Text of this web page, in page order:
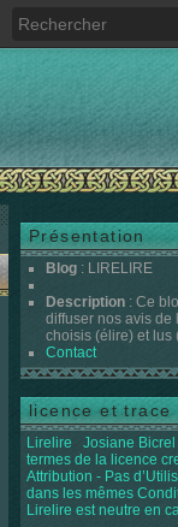
Présentation
Blog : LIRELIRE
Description : Ce
diffuser nos avis de
choisis (élire) et lus
Contact
licence et trace
Lirelire Josiane Bicrel
termes de la licence
Attribution - Pas
dans les mêmes
Lirelire est neutre en